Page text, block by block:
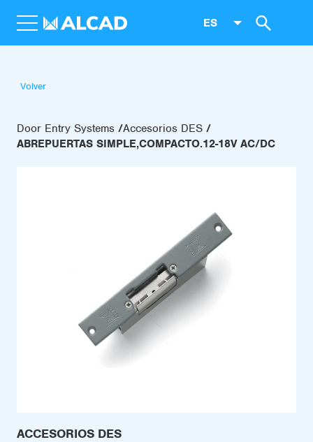
ES
Volver
Door Entry Systems Accesorios DES
ABREPUERTAS SIMPLE,COMPACTO.12-18V AC/DC
ACCESORIOS DES